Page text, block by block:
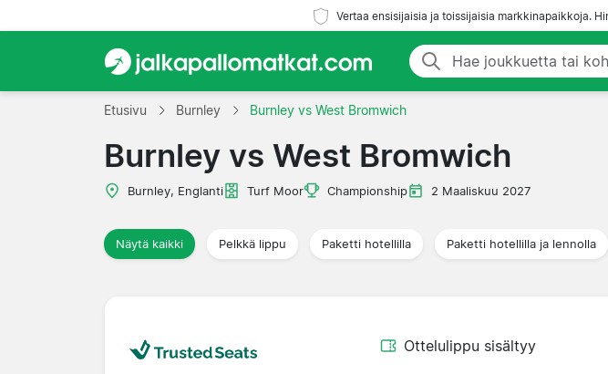
Vertaa ensisijaisia ja toissijaisia markkinapaikkoja.
Etusivu Burnley Burnley vs West Bromwich
Burnley vs West Bromwich
Burnley, Englanti Turf Moor Championship 2 Maaliskuu 2027
Näytä kaikki Pelkkä lippu Paketti hotellilla Paketti hotellilla ja lennolla
Ottelulippu sisältyy